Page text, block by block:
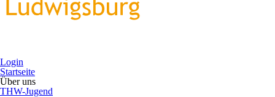
Login
Startseite
Über uns
THW-Jugend